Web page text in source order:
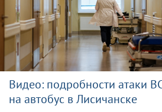
Видео: подробности атаки
на автобус в Лисичанске